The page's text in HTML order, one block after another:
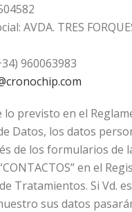
AVDA. TRES
960063983
lo previsto en el
Datos, los datos
de los formularios de
en el
Tratamientos. Si Vd.
sus datos